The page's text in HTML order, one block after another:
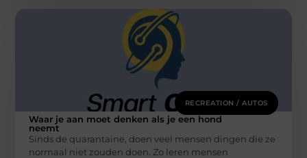
RECREATION / AUTOS
Waar je aan moet denken als je een hond
neemt
Sinds de quarantaine, doen veel mensen dingen die ze
normaal niet zouden doen. Zo leren mensen